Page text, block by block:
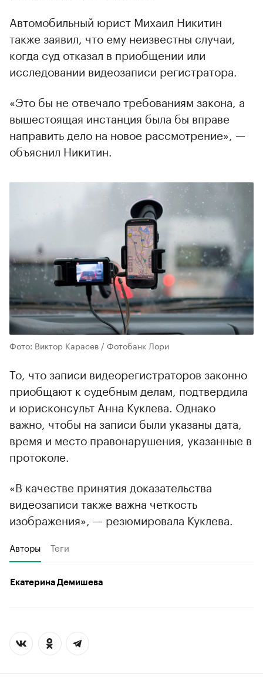
Автомобильный юрист Михаил Никитин
также заявил, что ему неизвестны случаи,
когда суд отказал в приобщении или
исследовании видеозаписи регистратора.
«Это бы не отвечало требованиям закона, а
вышестоящая инстанция была бы вправе
направить дело на новое рассмотрение», —
объяснил Никитин.
Фото: Виктор Карасев / Фотобанк Лори
То, что записи видеорегистраторов законно
приобщают к судебным делам, подтвердила
и юрисконсульт Анна Куклева. Однако
важно, чтобы на записи были указаны дата,
время и место правонарушения, указанные в
протоколе.
«В качестве принятия доказательства
видеозаписи также важна четкость
изображения», — резюмировала Куклева.
Авторы Теги
Екатерина Демишева